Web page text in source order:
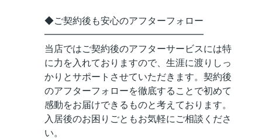
◆ご契約後も安心のアフターフォロー
━━━━━━━━━━━━━━━━━
当店ではご契約後のアフターサービスには特
に力を入れておりますので、生涯に渡りしっ
かりとサポートさせていただきます。契約後
のアフターフォローを徹底することで初めて
感動をお届けできるものと考えております。
入居後のお困りごともお気軽にご相談くださ
い。